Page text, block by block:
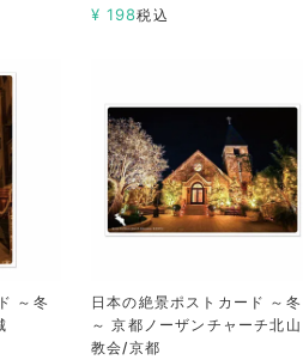
¥ 198税込
～冬
日本の絶景ポストカード ～冬
～ 京都ノーザンチャーチ北山
教会/京都